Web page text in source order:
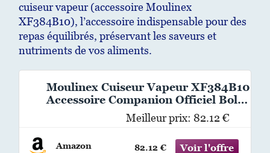
cuiseur vapeur (accessoire Moulinex
XF384B10), l’accessoire indispensable pour des
repas équilibrés, préservant les saveurs et
nutriments de vos aliments.
Moulinex Cuiseur Vapeur XF384B10
Accessoire Companion Officiel Bol
Collecteur Jus Compatible avec Tous
les Robots Cuisine Companion,
Meilleur prix: 82.12 €
Amazon 82.12 €